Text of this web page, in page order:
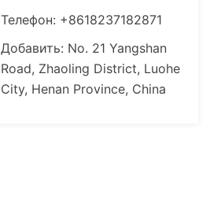
Телефон: +8618237182871
Добавить: No. 21 Yangshan
Road, Zhaoling District, Luohe
City, Henan Province, China